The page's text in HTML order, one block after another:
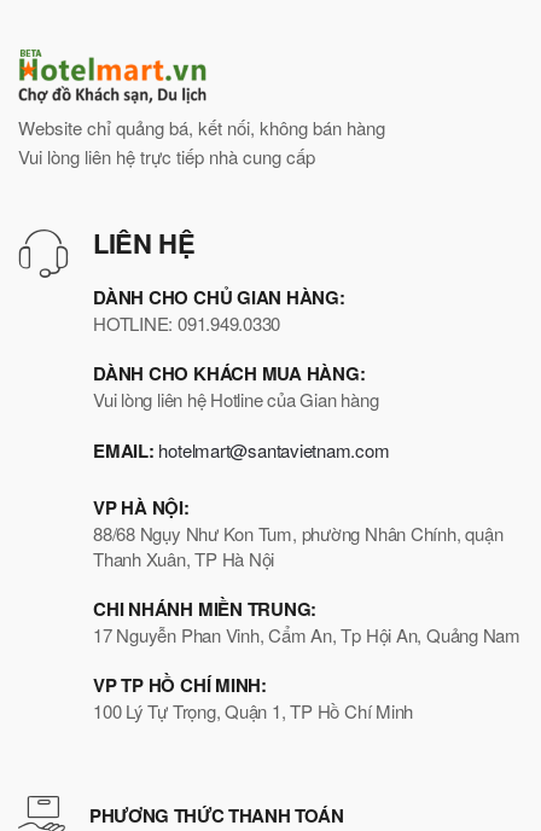
Website chỉ quảng bá, kết nối, không bán hàng
Vui lòng liên hệ trực tiếp nhà cung cấp
LIÊN HỆ
DÀNH CHO CHỦ GIAN HÀNG:
HOTLINE: 091.949.0330
DÀNH CHO KHÁCH MUA HÀNG:
Vui lòng liên hệ Hotline của Gian hàng
EMAIL: hotelmart@santavietnam.com
VP HÀ NỘI:
88/68 Ngụy Như Kon Tum, phường Nhân Chính, quận
Thanh Xuân, TP Hà Nội
CHI NHÁNH MIỀN TRUNG:
17 Nguyễn Phan Vinh, Cẩm An, Tp Hội An, Quảng Nam
VP TP HỒ CHÍ MINH:
100 Lý Tự Trọng, Quận 1, TP Hồ Chí Minh
PHƯƠNG THỨC THANH TOÁN